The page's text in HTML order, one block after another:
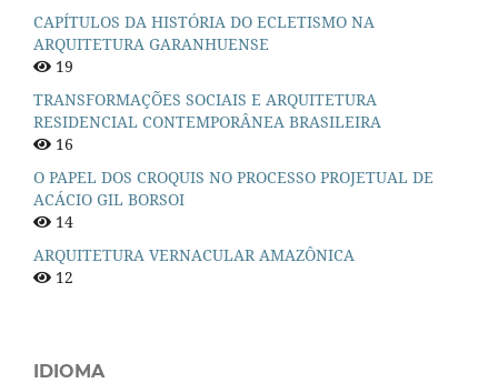
CAPÍTULOS DA HISTÓRIA DO ECLETISMO NA
ARQUITETURA GARANHUENSE
19
TRANSFORMAÇÕES SOCIAIS E ARQUITETURA
RESIDENCIAL CONTEMPORÂNEA BRASILEIRA
16
O PAPEL DOS CROQUIS NO PROCESSO PROJETUAL DE
ACÁCIO GIL BORSOI
14
ARQUITETURA VERNACULAR AMAZÔNICA
12
IDIOMA